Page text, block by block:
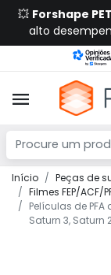
💥 Forshape
alto
Início Peças de
Filmes FEP/ACF/
Películas de PFA
Saturn 3, Saturn